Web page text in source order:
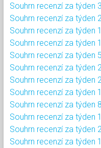
Souhrn recenzí za týden
Souhrn recenzí za týden
Souhrn recenzí za týden
Souhrn recenzí za týden
Souhrn recenzí za týden
Souhrn recenzí za týden
Souhrn recenzí za týden
Souhrn recenzí za týden
Souhrn recenzí za týden
Souhrn recenzí za týden
Souhrn recenzí za týden
Souhrn recenzí za týden